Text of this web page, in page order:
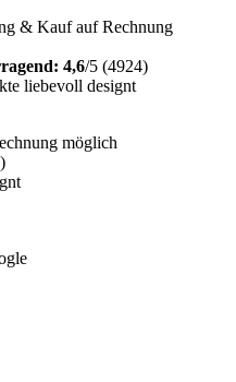
& Kauf auf Rechnung
4,6/5 (4924)
liebevoll designt
möglich